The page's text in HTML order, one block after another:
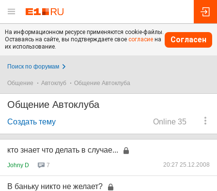
На информационном ресурсе применяются cookie-файлы.
Оставаясь на сайте, вы подтверждаете свое согласие на
их использование.
Согласен
Поиск по форумам
Общение Автоклуб Общение Автоклуба
Общение Автоклуба
Online 35
Создать тему
кто знает что делать в случае...
Johny D 7 20:27 25.12.2008
В баньку никто не желает?